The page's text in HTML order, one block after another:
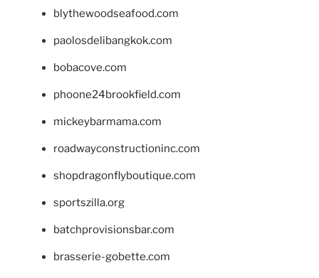
blythewoodseafood.com
paolosdelibangkok.com
bobacove.com
phoone24brookfield.com
mickeybarmama.com
roadwayconstructioninc.com
shopdragonflyboutique.com
sportszilla.org
batchprovisionsbar.com
brasserie-gobette.com